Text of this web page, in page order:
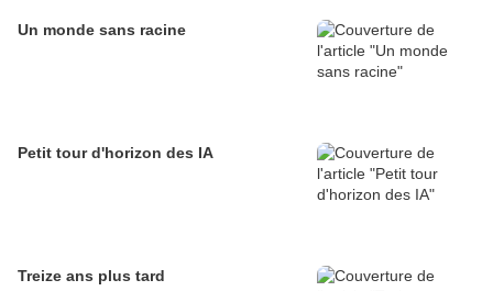
Un monde sans racine
Petit tour d'horizon des IA
Treize ans plus tard